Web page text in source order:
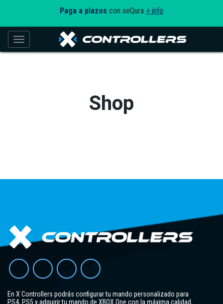
Paga a plazos con seQura + info
Toggle navigation
Shop
En X Controllers podrás configurar tu mando personalizado para
PS4, PS5 y adquirir tu mando de XBOX One con la máxima calidad,